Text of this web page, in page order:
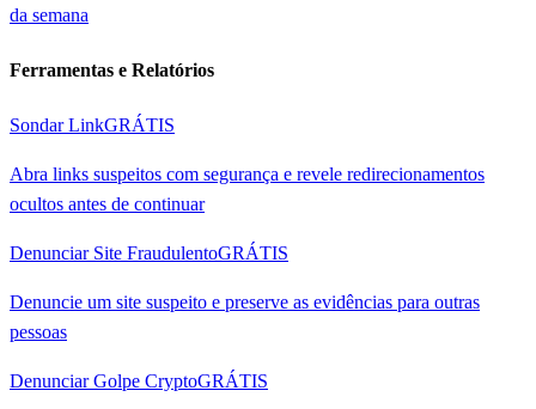
da semana
Ferramentas e Relatórios
Sondar LinkGRÁTIS
Abra links suspeitos com segurança e revele redirecionamentos
ocultos antes de continuar
Denunciar Site FraudulentoGRÁTIS
Denuncie um site suspeito e preserve as evidências para outras
pessoas
Denunciar Golpe CryptoGRÁTIS